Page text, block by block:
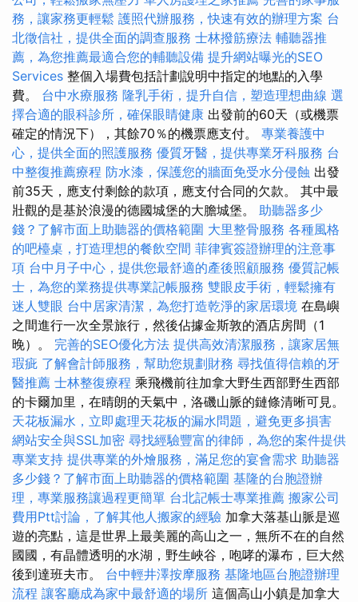
務，讓家務更輕鬆 護照代辦服務，快速有效的辦理方案 台
北徵信社，提供全面的調查服務 士林撥筋療法 輔聽器推
薦，為您推薦最適合您的輔聽設備 提升網站曝光的SEO
Services 整個入場費包括計劃說明中指定的地點的入學
費。 台中水療服務 隆乳手術，提升自信，塑造理想曲線 選
擇合適的眼科診所，確保眼睛健康 出發前的60天（或機票
確定的情況下），其餘70％的機票應支付。 專業養護中
心，提供全面的照護服務 優質牙醫，提供專業牙科服務 台
中整復推薦療程 防水漆，保護您的牆面免受水分侵蝕 出發
前35天，應支付剩餘的款項，應支付合同的欠款。 其中最
壯觀的是基於浪漫的德國城堡的大膽城堡。 助聽器多少
錢？了解市面上助聽器的價格範圍 大里整骨服務 各種風格
的吧檯桌，打造理想的餐飲空間 菲律賓簽證辦理的注意事
項 台中月子中心，提供您最舒適的產後照顧服務 優質記帳
士，為您的業務提供專業記帳服務 雙眼皮手術，輕鬆擁有
迷人雙眼 台中居家清潔，為您打造乾淨的家居環境 在島嶼
之間進行一次全景旅行，然後佔據金斯敦的酒店房間（1
晚）。 完善的SEO優化方法 提供高效清潔服務，讓家居無
瑕疵 了解會計師服務，幫助您規劃財務 尋找值得信賴的牙
醫推薦 士林整復療程 乘飛機前往加拿大野生西部野生西部
的卡爾加里，在晴朗的天氣中，洛磯山脈的鏈條清晰可見。
天花板漏水，立即處理天花板的漏水問題，避免更多損害
網站安全與SSL加密 尋找經驗豐富的律師，為您的案件提供
專業支持 提供專業的外燴服務，滿足您的宴會需求 助聽器
多少錢？了解市面上助聽器的價格範圍 基隆的台胞證辦
理，專業服務讓過程更簡單 台北記帳士專業推薦 搬家公司
費用Ptt討論，了解其他人搬家的經驗 加拿大落基山脈是巡
遊的亮點，這是世界上最美麗的高山之一，無所不在的自然
國國，有晶體透明的水湖，野生峽谷，咆哮的瀑布，巨大然
後到達班夫市。 台中輕井澤按摩服務 基隆地區台胞證辦理
流程 讓客廳成為家中最舒適的場所 這個高山小鎮是加拿大